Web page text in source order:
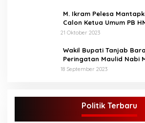
M. Ikram Pelesa
Calon Ketua Umum PB
XXXII Pontianak
21 Oktober 2023
Wakil Bupati Tanjab
Peringatan Maulid Nabi
1445 H di Masjid Darul
18 September 2023
Politik Terbaru